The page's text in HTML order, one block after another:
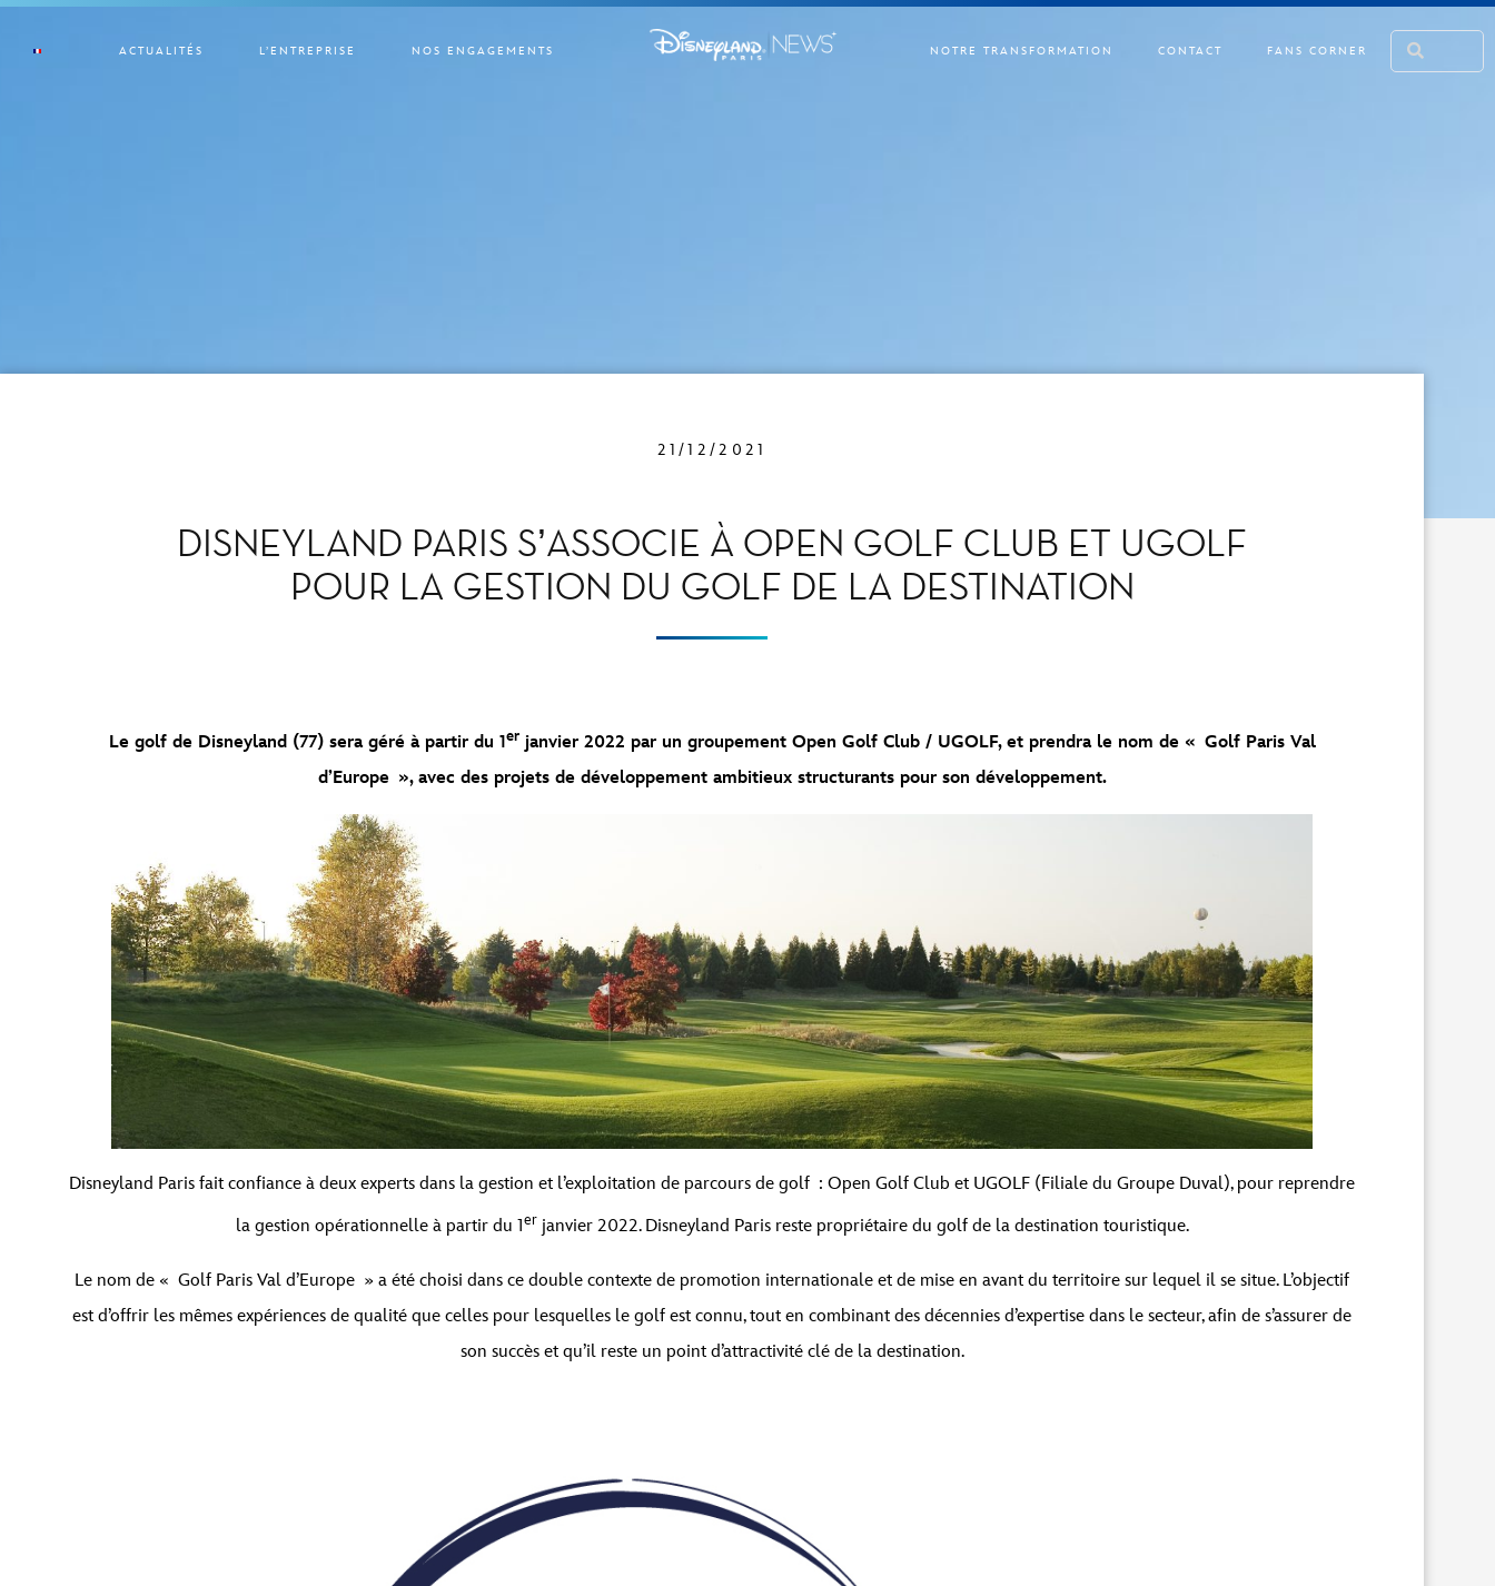
ACTUALITÉS L’ENTREPRISE NOS ENGAGEMENTS NOTRE TRANSFORMATION CONTACT FANS CORNER
21/12/2021
DISNEYLAND PARIS S’ASSOCIE À OPEN GOLF CLUB ET UGOLF
POUR LA GESTION DU GOLF DE LA DESTINATION
Le golf de Disneyland (77) sera géré à partir du 1er janvier 2022 par un groupement Open Golf Club / UGOLF, et prendra le nom de « Golf Paris Val
d’Europe », avec des projets de développement ambitieux structurants pour son développement.
Disneyland Paris fait confiance à deux experts dans la gestion et l’exploitation de parcours de golf : Open Golf Club et UGOLF (Filiale du Groupe Duval), pour reprendre
la gestion opérationnelle à partir du 1er janvier 2022. Disneyland Paris reste propriétaire du golf de la destination touristique.
Le nom de « Golf Paris Val d’Europe » a été choisi dans ce double contexte de promotion internationale et de mise en avant du territoire sur lequel il se situe. L’objectif
est d’offrir les mêmes expériences de qualité que celles pour lesquelles le golf est connu, tout en combinant des décennies d’expertise dans le secteur, afin de s’assurer de
son succès et qu’il reste un point d’attractivité clé de la destination.